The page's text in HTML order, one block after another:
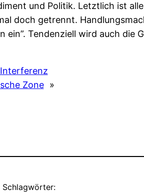
und Politik. Letztlich ist
doch getrennt.
Tendenziell wird auch die
Interferenz
Zone »
Schlagwörter: